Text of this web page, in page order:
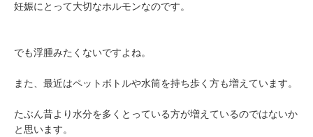
妊娠にとって大切なホルモンなのです。
でも浮腫みたくないですよね。
また、最近はペットボトルや水筒を持ち歩く方も増えています。
たぶん昔より水分を多くとっている方が増えているのではないか
と思います。